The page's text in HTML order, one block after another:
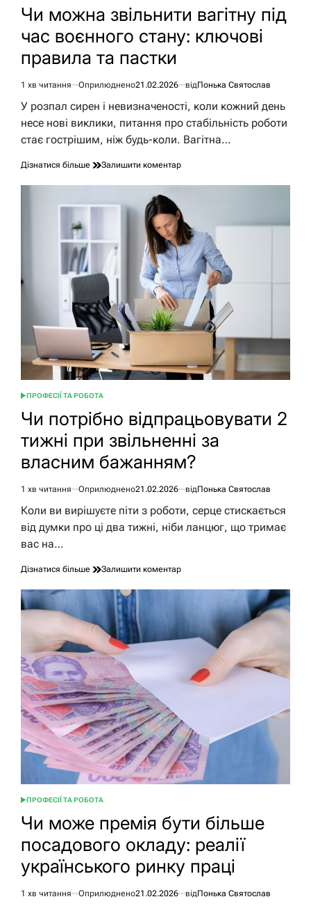
Чи можна звільнити вагітну під
час воєнного стану: ключові
правила та пастки
Орієнтовний
час
читання
1 хв читання Оприлюднено21.02.2026 відПонька Святослав
У розпал сирен і невизначеності, коли кожний день
несе нові виклики, питання про стабільність роботи
стає гострішим, ніж будь-коли. Вагітна…
Дізнатися більше Залишити коментардо
вагітну
під
час
воєнного
стану:
ключові
правила
та
пастки
ОПУБЛІКУВАТИ
ПРОФЕСІЇ ТА РОБОТА
Чи потрібно відпрацьовувати 2
тижні при звільненні за
власним бажанням?
Орієнтовний
час
1 хв читання Оприлюднено21.02.2026 відПонька Святослав
Коли ви вирішуєте піти з роботи, серце стискається
від думки про ці два тижні, ніби ланцюг, що тримає
вас на…
Дізнатися більше Залишити коментардо
відпрацьовувати
тижні
звільненні
власним
ОПУБЛІКУВАТИ
ПРОФЕСІЇ ТА РОБОТА
Чи може премія бути більше
посадового окладу: реалії
українського ринку праці
Орієнтовний
1 хв читання Оприлюднено21.02.2026 відПонька Святослав